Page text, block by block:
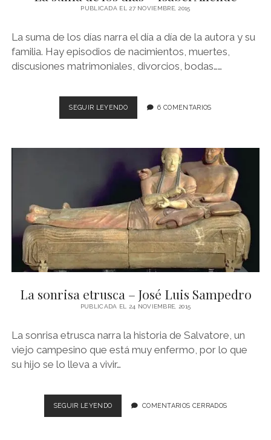
NOVELA GRÁFICA
NO FICCIÓN
LITERATURA INFANTIL Y JUVENIL
PUBLICADA EL 27 NOVIEMBRE, 2015
La suma de los días narra el día a día de la autora y su
familia. Hay episodios de nacimientos, muertes,
discusiones matrimoniales, divorcios, bodas……
SEGUIR LEYENDOLA
SUMA
ISABEL
ALLENDE
6 COMENTARIOS
La sonrisa etrusca – José Luis Sampedro
PUBLICADA EL 24 NOVIEMBRE, 2015
La sonrisa etrusca narra la historia de Salvatore, un
viejo campesino que está muy enfermo, por lo que
su hijo se lo lleva a vivir…
SEGUIR LEYENDOLA
SONRISA
COMENTARIOS CERRADOS